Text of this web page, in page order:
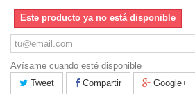
Este producto ya no está disponible
Avísame cuando esté disponible
Tweet
Compartir Google+